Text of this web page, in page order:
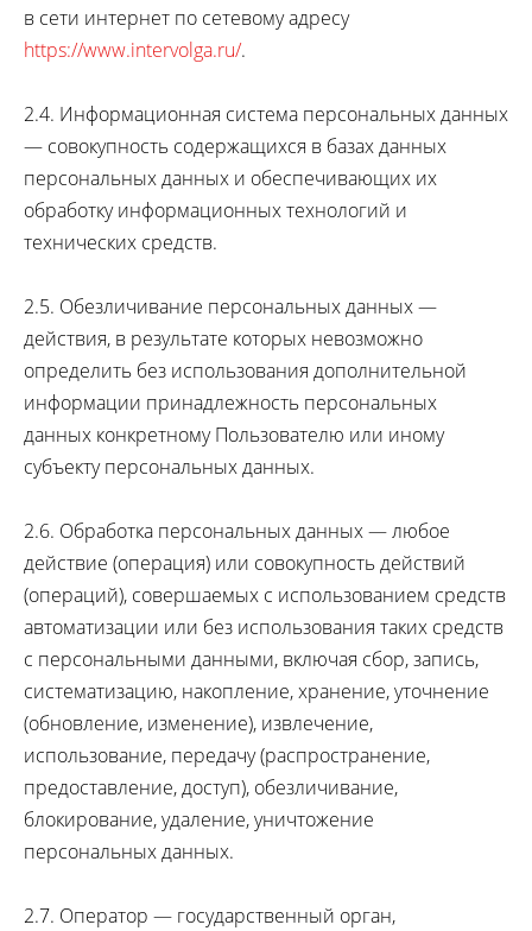
в сети интернет по сетевому адресу
https://www.intervolga.ru/.
2.4. Информационная система персональных данных
— совокупность содержащихся в базах данных
персональных данных и обеспечивающих их
обработку информационных технологий и
технических средств.
2.5. Обезличивание персональных данных —
действия, в результате которых невозможно
определить без использования дополнительной
информации принадлежность персональных
данных конкретному Пользователю или иному
субъекту персональных данных.
2.6. Обработка персональных данных — любое
действие (операция) или совокупность действий
(операций), совершаемых с использованием средств
автоматизации или без использования таких средств
с персональными данными, включая сбор, запись,
систематизацию, накопление, хранение, уточнение
(обновление, изменение), извлечение,
использование, передачу (распространение,
предоставление, доступ), обезличивание,
блокирование, удаление, уничтожение
персональных данных.
2.7. Оператор — государственный орган,